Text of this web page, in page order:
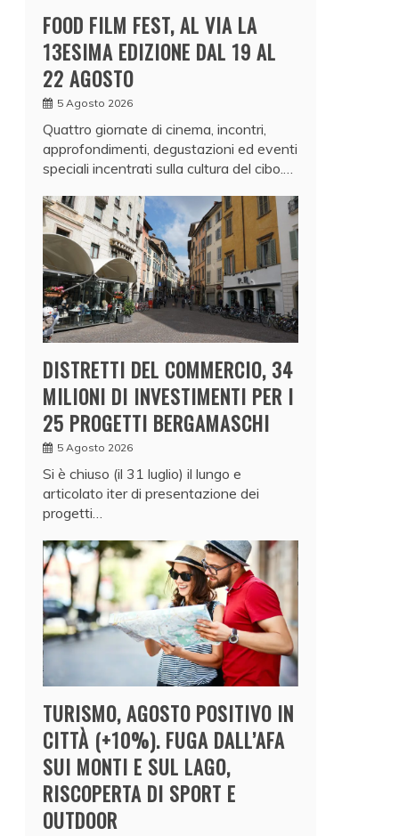
FOOD FILM FEST, AL VIA LA
13ESIMA EDIZIONE DAL 19 AL
22 AGOSTO
5 Agosto 2026
Quattro giornate di cinema, incontri,
approfondimenti, degustazioni ed eventi
speciali incentrati sulla cultura del cibo.…
DISTRETTI DEL COMMERCIO, 34
MILIONI DI INVESTIMENTI PER I
25 PROGETTI BERGAMASCHI
5 Agosto 2026
Si è chiuso (il 31 luglio) il lungo e
articolato iter di presentazione dei
progetti…
TURISMO, AGOSTO POSITIVO IN
CITTÀ (+10%). FUGA DALL’AFA
SUI MONTI E SUL LAGO,
RISCOPERTA DI SPORT E
OUTDOOR